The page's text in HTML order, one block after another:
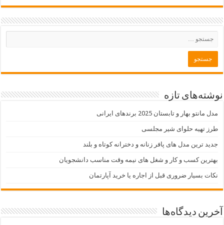
نوشته‌های تازه
مدل مانتو بهار و تابستان 2025 برندهای ایرانی
طرز تهیه حلوای شیر مجلسی
جدید ترین مدل های پافر زنانه و دخترانه کوتاه و بلند
بهترین کسب و کار و شغل های نیمه وقت مناسب دانشجویان
نکات بسیار ضروری قبل از اجاره یا خرید آپارتمان
آخرین دیدگاه‌ها